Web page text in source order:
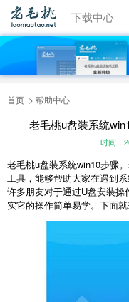
视频教程 下载中心
首页 帮助中心
老毛桃u盘装系统
时间：
老毛桃u盘装系统win10步骤
工具，能够帮助大家在遇到
许多朋友对于通过U盘安装
实它的操作简单易学。下面